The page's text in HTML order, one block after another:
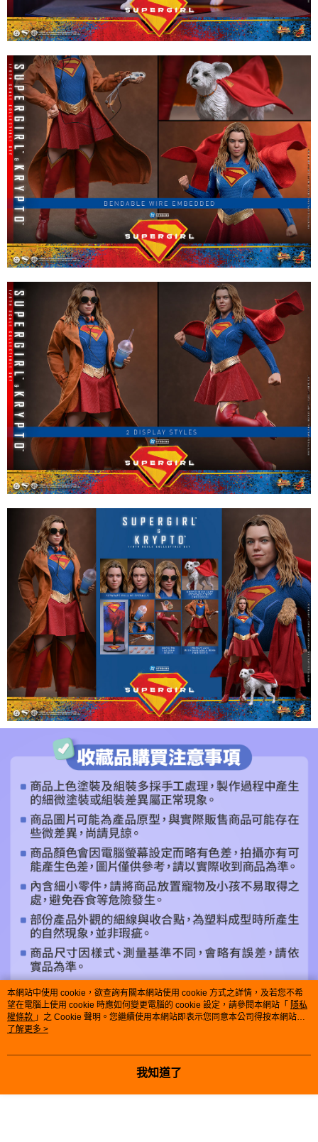
本網站中使用 cookie，欲查詢有關本網站使用 cookie 方式之詳情，及若您不希
望在電腦上使用 cookie 時應如何變更電腦的 cookie 設定，請參閱本網站「 隱私
權條款 」之 Cookie 聲明。您繼續使用本網站即表示您同意本公司得按本網站使
用條款之 Cookie 聲明使用 cookie。
了解更多 >
我知道了